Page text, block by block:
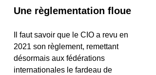
Une règlementation floue
Il faut savoir que le CIO a revu en
2021 son règlement, remettant
désormais aux fédérations
internationales le fardeau de